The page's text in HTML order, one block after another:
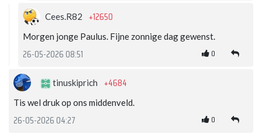
Cees.R82 +12650
Morgen jonge Paulus. Fijne zonnige dag gewenst.
26-05-2026 08:51 0
tinuskiprich +4684
Tis wel druk op ons middenveld.
26-05-2026 04:27 0